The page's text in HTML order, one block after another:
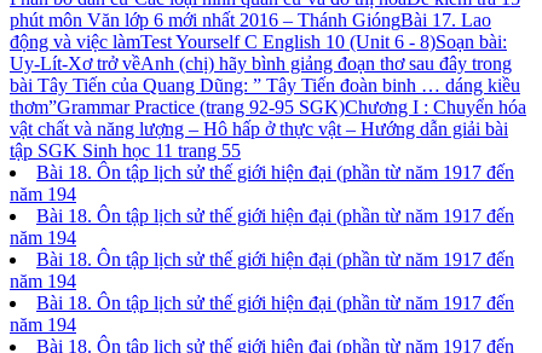
phút môn Văn lớp 6 mới nhất 2016 – Thánh GióngBài 17. Lao
động và việc làmTest Yourself C English 10 (Unit 6 - 8)Soạn bài:
Uy-Lít-Xơ trở vềAnh (chị) hãy bình giảng đoạn thơ sau đây trong
bài Tây Tiến của Quang Dũng: ” Tây Tiến đoàn binh … dáng kiều
thơm”Grammar Practice (trang 92-95 SGK)Chương I : Chuyển hóa
vật chất và năng lượng – Hô hấp ở thực vật – Hướng dẫn giải bài
tập SGK Sinh học 11 trang 55
Bài 18. Ôn tập lịch sử thế giới hiện đại (phần từ năm 1917 đến
năm 194
Bài 18. Ôn tập lịch sử thế giới hiện đại (phần từ năm 1917 đến
năm 194
Bài 18. Ôn tập lịch sử thế giới hiện đại (phần từ năm 1917 đến
năm 194
Bài 18. Ôn tập lịch sử thế giới hiện đại (phần từ năm 1917 đến
năm 194
Bài 18. Ôn tập lịch sử thế giới hiện đại (phần từ năm 1917 đến